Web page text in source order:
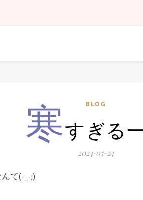
BLOG
寒すぎる
2024-05-24
て(-_-;)